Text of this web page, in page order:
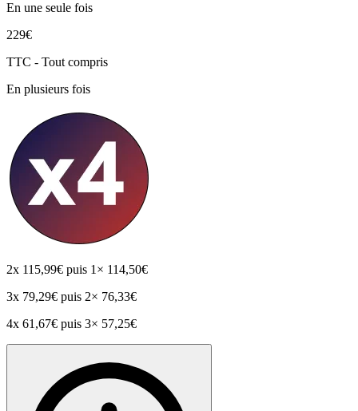
En une seule fois
229€
TTC - Tout compris
En plusieurs fois
2x 115,99€ puis 1× 114,50€
3x 79,29€ puis 2× 76,33€
4x 61,67€ puis 3× 57,25€